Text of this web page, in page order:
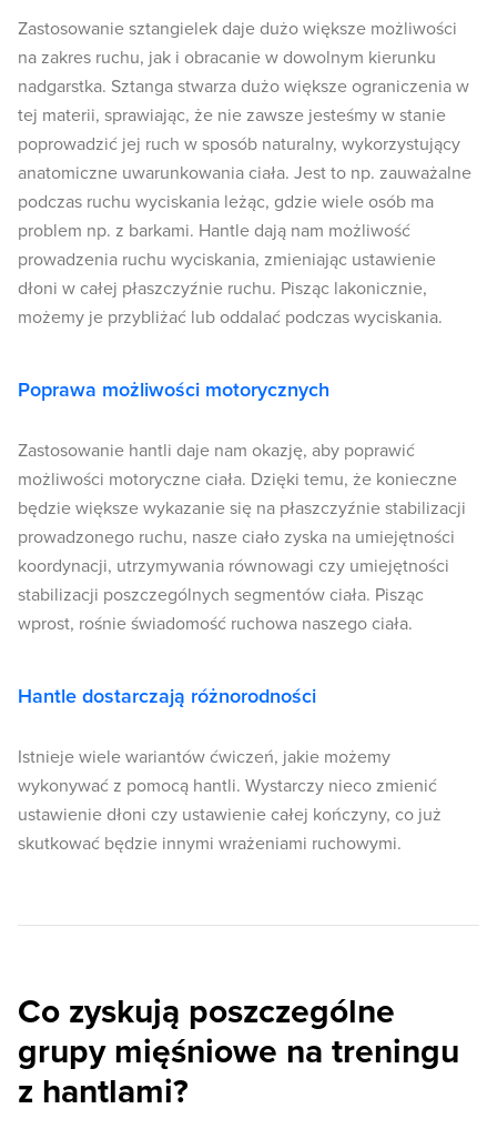
Zastosowanie sztangielek daje dużo większe możliwości
na zakres ruchu, jak i obracanie w dowolnym kierunku
nadgarstka. Sztanga stwarza dużo większe ograniczenia w
tej materii, sprawiając, że nie zawsze jesteśmy w stanie
poprowadzić jej ruch w sposób naturalny, wykorzystujący
anatomiczne uwarunkowania ciała. Jest to np. zauważalne
podczas ruchu wyciskania leżąc, gdzie wiele osób ma
problem np. z barkami. Hantle dają nam możliwość
prowadzenia ruchu wyciskania, zmieniając ustawienie
dłoni w całej płaszczyźnie ruchu. Pisząc lakonicznie,
możemy je przybliżać lub oddalać podczas wyciskania.
Poprawa możliwości motorycznych
Zastosowanie hantli daje nam okazję, aby poprawić
możliwości motoryczne ciała. Dzięki temu, że konieczne
będzie większe wykazanie się na płaszczyźnie stabilizacji
prowadzonego ruchu, nasze ciało zyska na umiejętności
koordynacji, utrzymywania równowagi czy umiejętności
stabilizacji poszczególnych segmentów ciała. Pisząc
wprost, rośnie świadomość ruchowa naszego ciała.
Hantle dostarczają różnorodności
Istnieje wiele wariantów ćwiczeń, jakie możemy
wykonywać z pomocą hantli. Wystarczy nieco zmienić
ustawienie dłoni czy ustawienie całej kończyny, co już
skutkować będzie innymi wrażeniami ruchowymi.
Co zyskują poszczególne
grupy mięśniowe na treningu
z hantlami?